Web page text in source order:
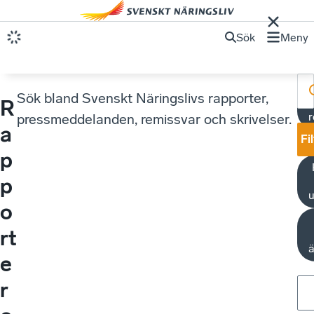
Sök Meny
R
a
p
p
o
rt
e
r
Sök bland Svenskt Näringslivs rapporter,
pressmeddelanden, remissvar och skrivelser.